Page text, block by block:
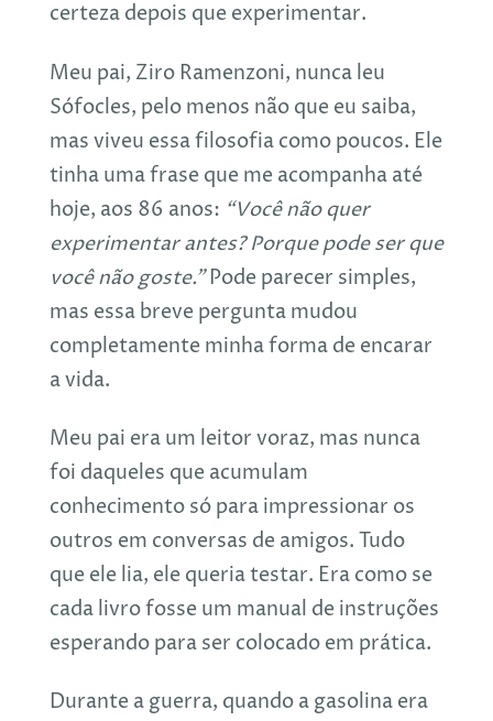
certeza depois que experimentar.
Meu pai, Ziro Ramenzoni, nunca leu
Sófocles, pelo menos não que eu saiba,
mas viveu essa filosofia como poucos. Ele
tinha uma frase que me acompanha até
hoje, aos 86 anos: “Você não quer
experimentar antes? Porque pode ser que
você não goste.”Pode parecer simples,
mas essa breve pergunta mudou
completamente minha forma de encarar
a vida.
Meu pai era um leitor voraz, mas nunca
foi daqueles que acumulam
conhecimento só para impressionar os
outros em conversas de amigos. Tudo
que ele lia, ele queria testar. Era como se
cada livro fosse um manual de instruções
esperando para ser colocado em prática.
Durante a guerra, quando a gasolina era